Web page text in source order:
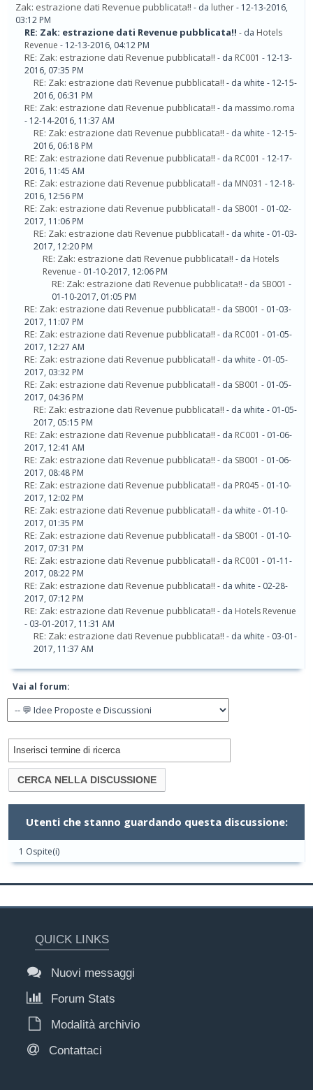
Zak: estrazione dati Revenue pubblicata!! - da luther- 12-13-2016,
03:12 PM
RE: Zak: estrazione dati Revenue pubblicata!! - da Hotels
Revenue - 12-13-2016, 04:12 PM
RE: Zak: estrazione dati Revenue pubblicata!! - da RC001 - 12-13-
2016, 07:35 PM
RE: Zak: estrazione dati Revenue pubblicata!! - da white - 12-15-
2016, 06:31 PM
RE: Zak: estrazione dati Revenue pubblicata!! - da massimo.roma
- 12-14-2016, 11:37 AM
RE: Zak: estrazione dati Revenue pubblicata!! - da white - 12-15-
2016, 06:18 PM
RE: Zak: estrazione dati Revenue pubblicata!! - da RC001 - 12-17-
2016, 11:45 AM
RE: Zak: estrazione dati Revenue pubblicata!! - da MN031 - 12-18-
2016, 12:56 PM
RE: Zak: estrazione dati Revenue pubblicata!! - da SB001 - 01-02-
2017, 11:06 PM
RE: Zak: estrazione dati Revenue pubblicata!! - da white - 01-03-
2017, 12:20 PM
RE: Zak: estrazione dati Revenue pubblicata!! - da Hotels
Revenue - 01-10-2017, 12:06 PM
RE: Zak: estrazione dati Revenue pubblicata!! - da SB001 -
01-10-2017, 01:05 PM
RE: Zak: estrazione dati Revenue pubblicata!! - da SB001 - 01-03-
2017, 11:07 PM
RE: Zak: estrazione dati Revenue pubblicata!! - da RC001 - 01-05-
2017, 12:27 AM
RE: Zak: estrazione dati Revenue pubblicata!! - da white - 01-05-
2017, 03:32 PM
RE: Zak: estrazione dati Revenue pubblicata!! - da SB001 - 01-05-
2017, 04:36 PM
RE: Zak: estrazione dati Revenue pubblicata!! - da white - 01-05-
2017, 05:15 PM
RE: Zak: estrazione dati Revenue pubblicata!! - da RC001 - 01-06-
2017, 12:41 AM
RE: Zak: estrazione dati Revenue pubblicata!! - da SB001 - 01-06-
2017, 08:48 PM
RE: Zak: estrazione dati Revenue pubblicata!! - da PR045 - 01-10-
2017, 12:02 PM
RE: Zak: estrazione dati Revenue pubblicata!! - da white - 01-10-
2017, 01:35 PM
RE: Zak: estrazione dati Revenue pubblicata!! - da SB001 - 01-10-
2017, 07:31 PM
RE: Zak: estrazione dati Revenue pubblicata!! - da RC001 - 01-11-
2017, 08:22 PM
RE: Zak: estrazione dati Revenue pubblicata!! - da white - 02-28-
2017, 07:12 PM
RE: Zak: estrazione dati Revenue pubblicata!! - da Hotels Revenue
- 03-01-2017, 11:31 AM
RE: Zak: estrazione dati Revenue pubblicata!! - da white - 03-01-
2017, 11:37 AM
Vai al forum:
Utenti che stanno guardando questa discussione:
1 Ospite(i)
QUICK LINKS
Nuovi messaggi
Forum Stats
Modalità archivio
Contattaci